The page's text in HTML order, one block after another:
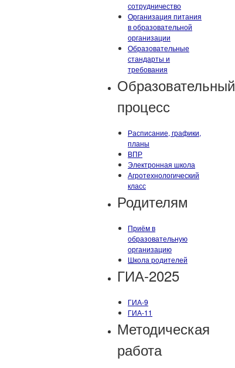
сотрудничество
Организация питания
в образовательной
организации
Образовательные
стандарты и
требования
Образовательный
процесс
Расписание, графики,
планы
ВПР
Электронная школа
Агротехнологический
класс
Родителям
Приём в
образовательную
организацию
Школа родителей
ГИА-2025
ГИА-9
ГИА-11
Методическая
работа